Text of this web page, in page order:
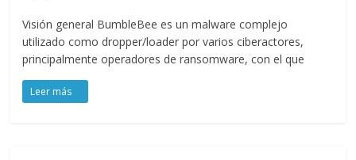
Visión general BumbleBee es un malware complejo
utilizado como dropper/loader por varios ciberactores,
principalmente operadores de ransomware, con el que